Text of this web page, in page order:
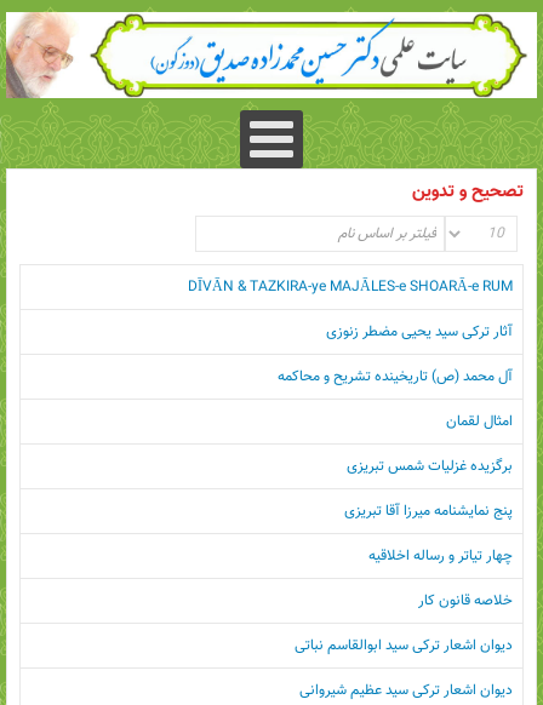
تصحیح و تدوین
DĪVĀN & TAZKIRA-ye MAJĀLES-e SHOARĀ-e RUM
آثار ترکی سید یحیی مضطر زنوزی
آل محمد (ص) تاريخينده تشريح و محاكمه
امثال لقمان
برگزیده غزلیات شمس تبریزی
پنج نمایشنامه میرزا آقا تبریزی
چهار تیاتر و رساله اخلاقیه
خلاصه قانون کار
دیوان اشعار ترکی سید ابوالقاسم نباتی
دیوان اشعار ترکی سید عظیم شیروانی